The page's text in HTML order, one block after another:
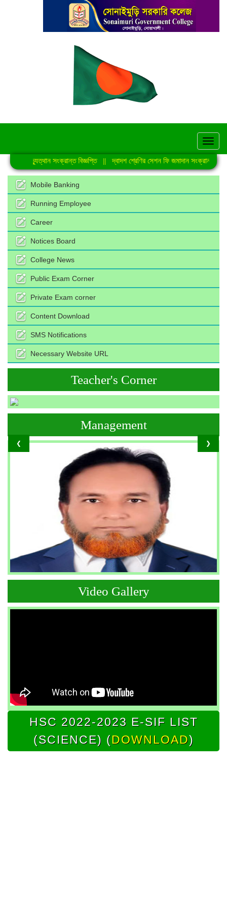
গণঅভ্যুত্থান সংক্রান্ত বিজ্ঞপ্তি|| দ্বাদশ শ্রেণির সেশন ফি জমাদান সংক্রান্ত নোটিশ
Mobile Banking
Running Employee
Career
Notices Board
College News
Public Exam Corner
Private Exam corner
Content Download
SMS Notifications
Necessary Website URL
Teacher's Corner
❮ ❯
Management
Video Gallery
HSC 2022-2023 E-SIF LIST
(SCIENCE) (DOWNLOAD)